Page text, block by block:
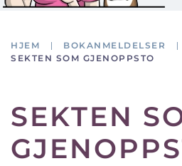
HJEM BOKANMELDELSER
SEKTEN SOM GJENOPPSTO
SEKTEN